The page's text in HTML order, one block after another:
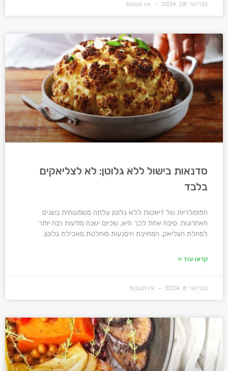
פברואר 28, 2024 אין תגובות
סדנאות בישול ללא גלוטן: לא לצליאקים
בלבד
הפופולריות של דיאטות ללא גלוטן עלתה משמעותית בשנים
האחרונות. סיבה אחת לכך היא, שכיום ישנה מודעות רבה יותר
למחלת הצליאק, המחייבת הימנעות מוחלטת מאכילת גלוטן.
קראו עוד »
פברואר 8, 2024 אין תגובות